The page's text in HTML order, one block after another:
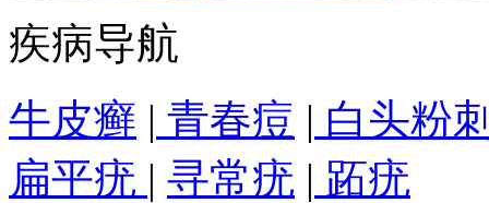
疾病导航
牛皮癣 | 青春痘 | 白头粉
扁平疣 | 寻常疣 | 跖疣